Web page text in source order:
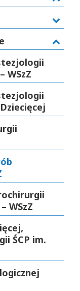
WSzZ
WSzZ
ŚCP im.